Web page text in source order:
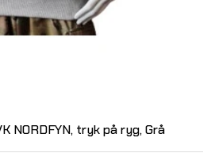
NORDFYN, tryk på ryg, Grå